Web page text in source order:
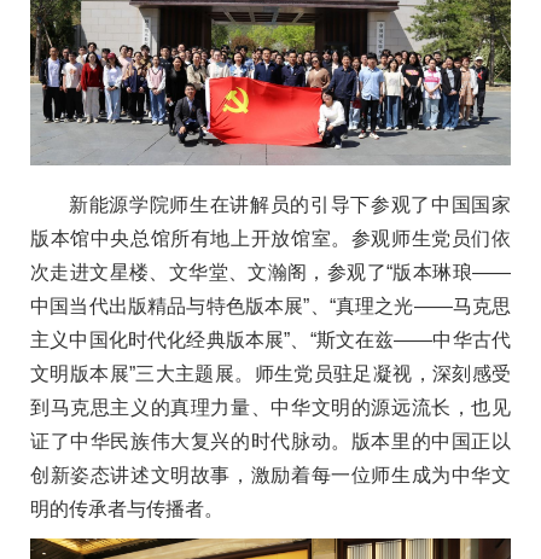
新能源学院师生在讲解员的引导下参观了中国国家
版本馆中央总馆所有地上开放馆室。参观师生党员们依
次走进文星楼、文华堂、文瀚阁，参观了“版本琳琅——
中国当代出版精品与特色版本展”、“真理之光——马克思
主义中国化时代化经典版本展”、“斯文在兹——中华古代
文明版本展”三大主题展。师生党员驻足凝视，深刻感受
到马克思主义的真理力量、中华文明的源远流长，也见
证了中华民族伟大复兴的时代脉动。版本里的中国正以
创新姿态讲述文明故事，激励着每一位师生成为中华文
明的传承者与传播者。